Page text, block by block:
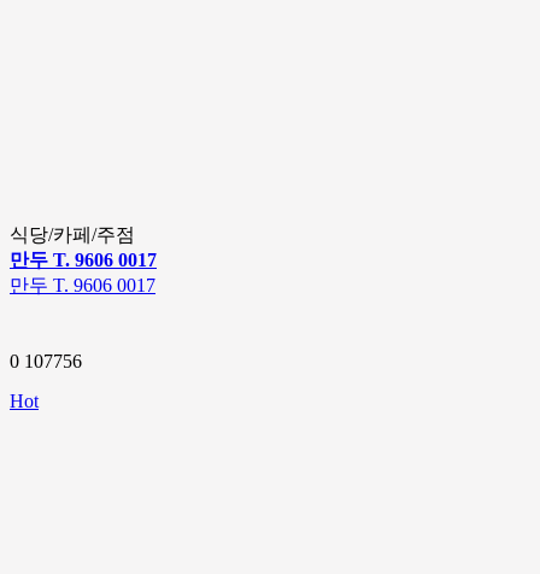
식당/카페/주점
만두 T. 9606 0017
만두 T. 9606 0017
0 107756
Hot